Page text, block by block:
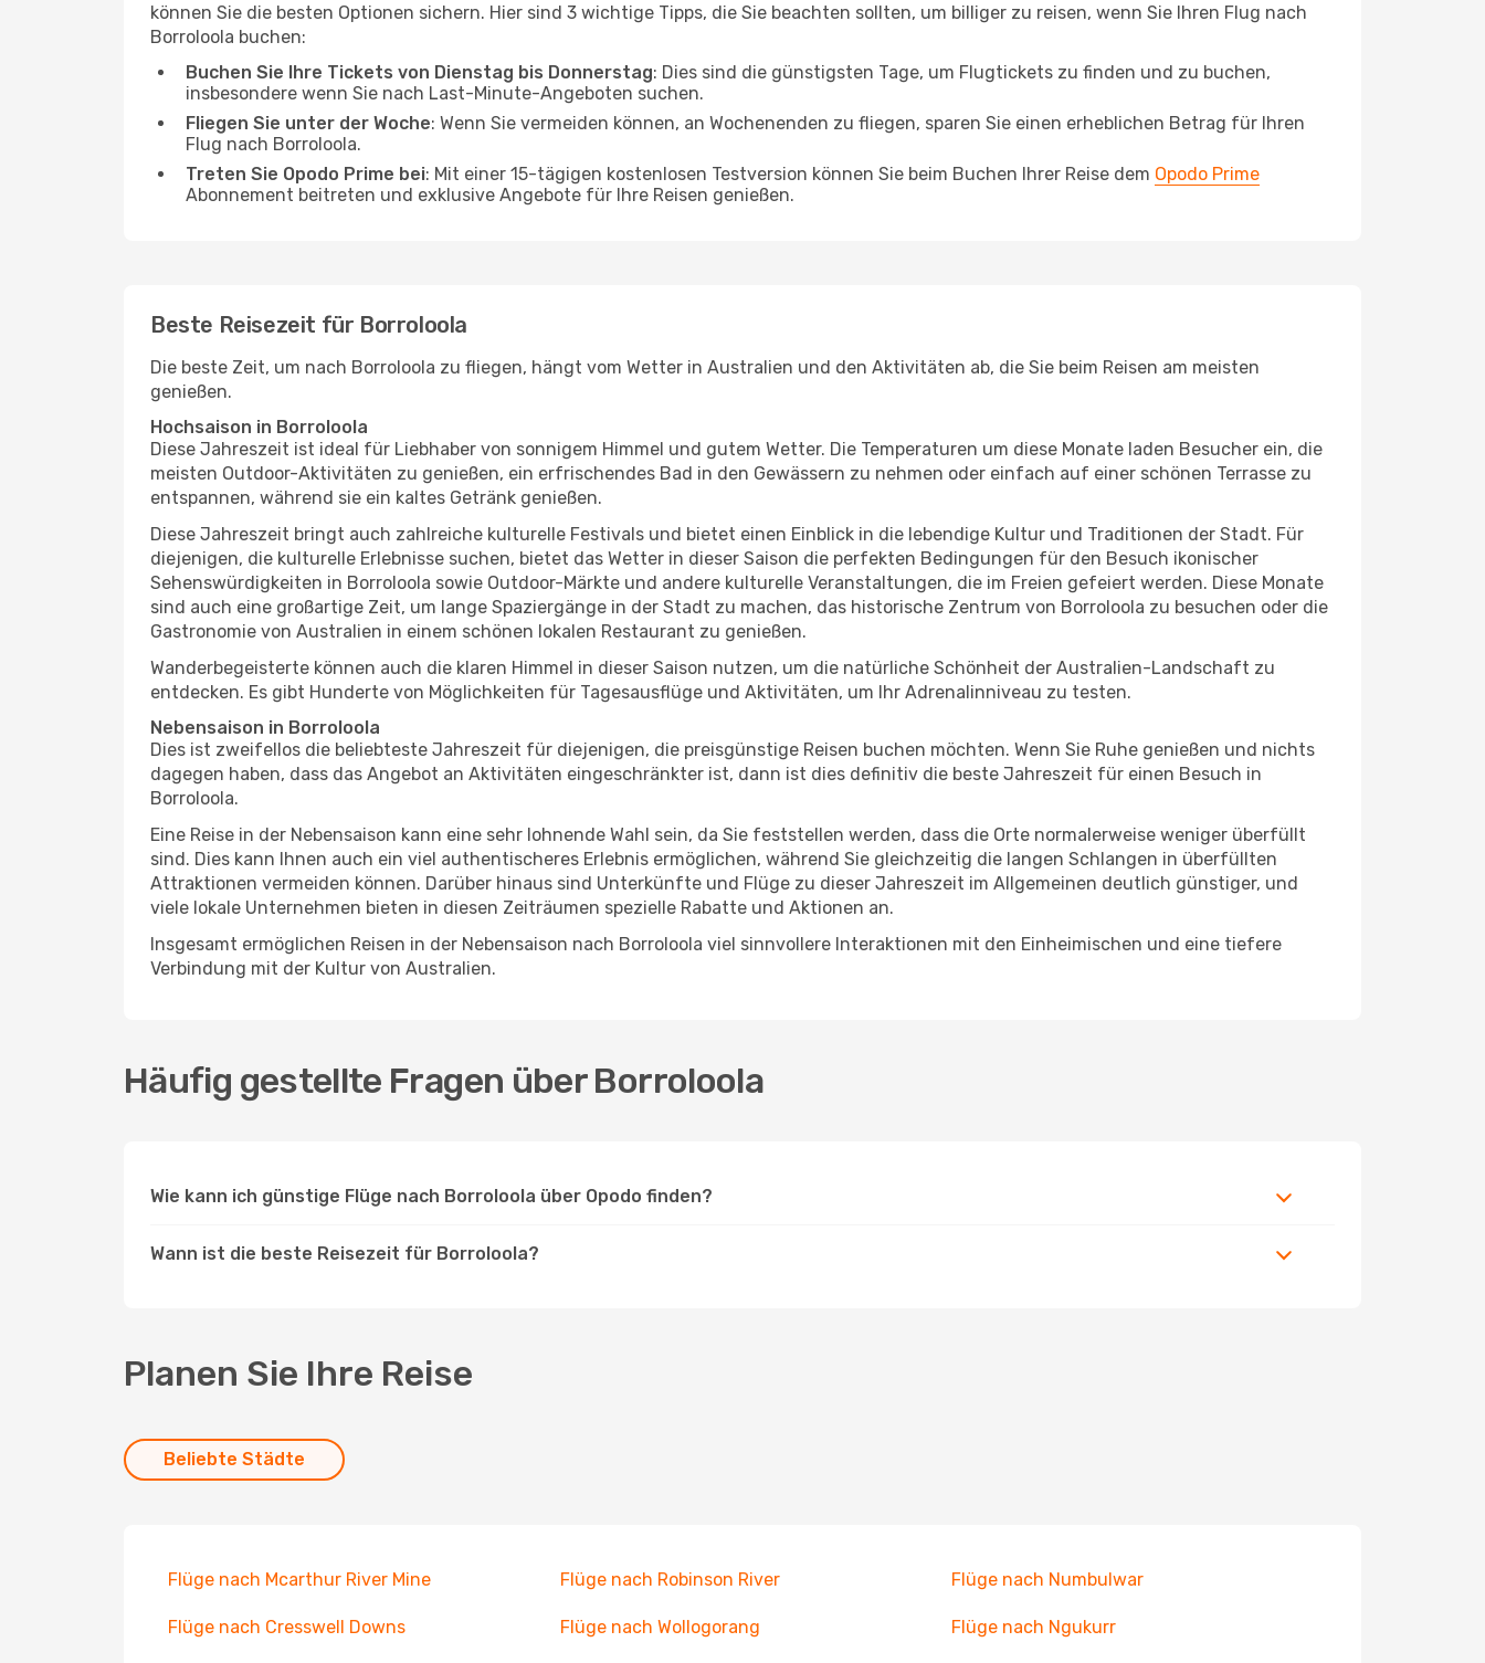
können Sie die besten Optionen sichern. Hier sind 3 wichtige Tipps, die Sie beachten sollten, um billiger zu reisen, wenn Sie Ihren Flug nach
Borroloola buchen:
Buchen Sie Ihre Tickets von Dienstag bis Donnerstag: Dies sind die günstigsten Tage, um Flugtickets zu finden und zu buchen,
insbesondere wenn Sie nach Last-Minute-Angeboten suchen.
Fliegen Sie unter der Woche: Wenn Sie vermeiden können, an Wochenenden zu fliegen, sparen Sie einen erheblichen Betrag für Ihren
Flug nach Borroloola.
Treten Sie Opodo Prime bei: Mit einer 15-tägigen kostenlosen Testversion können Sie beim Buchen Ihrer Reise dem Opodo Prime
Abonnement beitreten und exklusive Angebote für Ihre Reisen genießen.
Beste Reisezeit für Borroloola
Die beste Zeit, um nach Borroloola zu fliegen, hängt vom Wetter in Australien und den Aktivitäten ab, die Sie beim Reisen am meisten
genießen.
Hochsaison in Borroloola
Diese Jahreszeit ist ideal für Liebhaber von sonnigem Himmel und gutem Wetter. Die Temperaturen um diese Monate laden Besucher ein, die
meisten Outdoor-Aktivitäten zu genießen, ein erfrischendes Bad in den Gewässern zu nehmen oder einfach auf einer schönen Terrasse zu
entspannen, während sie ein kaltes Getränk genießen.
Diese Jahreszeit bringt auch zahlreiche kulturelle Festivals und bietet einen Einblick in die lebendige Kultur und Traditionen der Stadt. Für
diejenigen, die kulturelle Erlebnisse suchen, bietet das Wetter in dieser Saison die perfekten Bedingungen für den Besuch ikonischer
Sehenswürdigkeiten in Borroloola sowie Outdoor-Märkte und andere kulturelle Veranstaltungen, die im Freien gefeiert werden. Diese Monate
sind auch eine großartige Zeit, um lange Spaziergänge in der Stadt zu machen, das historische Zentrum von Borroloola zu besuchen oder die
Gastronomie von Australien in einem schönen lokalen Restaurant zu genießen.
Wanderbegeisterte können auch die klaren Himmel in dieser Saison nutzen, um die natürliche Schönheit der Australien-Landschaft zu
entdecken. Es gibt Hunderte von Möglichkeiten für Tagesausflüge und Aktivitäten, um Ihr Adrenalinniveau zu testen.
Nebensaison in Borroloola
Dies ist zweifellos die beliebteste Jahreszeit für diejenigen, die preisgünstige Reisen buchen möchten. Wenn Sie Ruhe genießen und nichts
dagegen haben, dass das Angebot an Aktivitäten eingeschränkter ist, dann ist dies definitiv die beste Jahreszeit für einen Besuch in
Borroloola.
Eine Reise in der Nebensaison kann eine sehr lohnende Wahl sein, da Sie feststellen werden, dass die Orte normalerweise weniger überfüllt
sind. Dies kann Ihnen auch ein viel authentischeres Erlebnis ermöglichen, während Sie gleichzeitig die langen Schlangen in überfüllten
Attraktionen vermeiden können. Darüber hinaus sind Unterkünfte und Flüge zu dieser Jahreszeit im Allgemeinen deutlich günstiger, und
viele lokale Unternehmen bieten in diesen Zeiträumen spezielle Rabatte und Aktionen an.
Insgesamt ermöglichen Reisen in der Nebensaison nach Borroloola viel sinnvollere Interaktionen mit den Einheimischen und eine tiefere
Verbindung mit der Kultur von Australien.
Häufig gestellte Fragen über Borroloola
Wie kann ich günstige Flüge nach Borroloola über Opodo finden?
Wann ist die beste Reisezeit für Borroloola?
Planen Sie Ihre Reise
Beliebte Städte
Flüge nach Mcarthur River Mine Flüge nach Robinson River Flüge nach Numbulwar
Flüge nach Cresswell Downs Flüge nach Wollogorang Flüge nach Ngukurr